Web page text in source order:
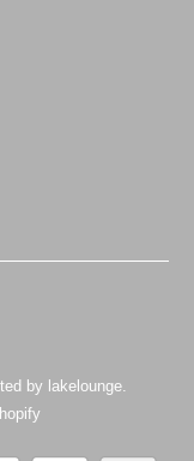
by lakelounge.